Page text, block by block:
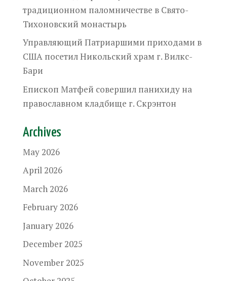
традиционном паломничестве в Свято-
Тихоновский монастырь
Управляющий Патриаршими приходами в
США посетил Никольский храм г. Вилкс-
Бари
Епископ Матфей совершил панихиду на
православном кладбище г. Скрэнтон
Archives
May 2026
April 2026
March 2026
February 2026
January 2026
December 2025
November 2025